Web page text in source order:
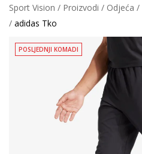
Sport Vision Proizvodi Odjeća
adidas Tko
POSLJEDNJI KOMADI